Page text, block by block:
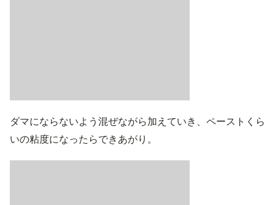
ダマにならないよう混ぜながら加えていき、ペーストくら
いの粘度になったらできあがり。